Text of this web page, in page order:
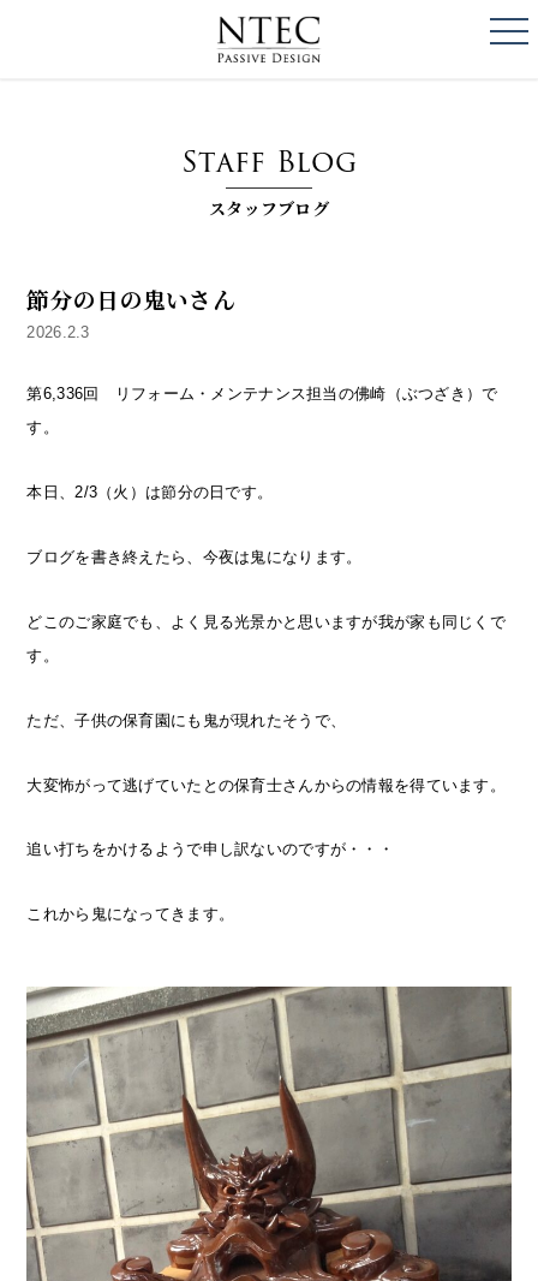
Staff Blog
スタッフブログ
節分の日の鬼いさん
2026.2.3
第6,336回 リフォーム・メンテナンス担当の佛崎（ぶつざき）で
す。
本日、2/3（火）は節分の日です。
ブログを書き終えたら、今夜は鬼になります。
どこのご家庭でも、よく見る光景かと思いますが我が家も同じくで
す。
ただ、子供の保育園にも鬼が現れたそうで、
大変怖がって逃げていたとの保育士さんからの情報を得ています。
追い打ちをかけるようで申し訳ないのですが・・・
これから鬼になってきます。